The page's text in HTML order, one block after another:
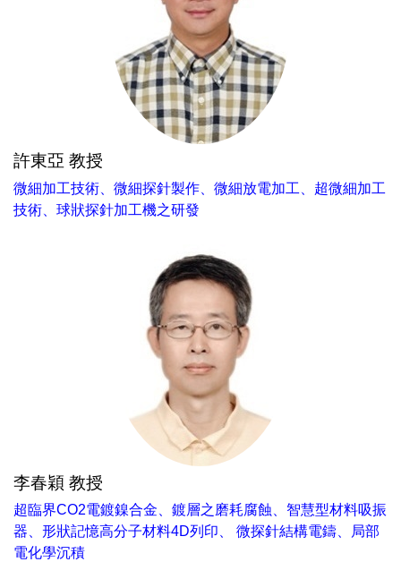
許東亞 教授
微細加工技術、微細探針製作、微細放電加工、超微細加工
技術、球狀探針加工機之研發
李春穎 教授
超臨界CO2電鍍鎳合金、鍍層之磨耗腐蝕、智慧型材料吸振
器、形狀記憶高分子材料4D列印、 微探針結構電鑄、局部
電化學沉積